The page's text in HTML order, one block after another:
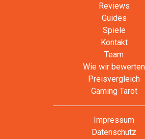
Reviews
Guides
Spiele
Kontakt
Team
Wie wir bewerten
Preisvergleich
Gaming Tarot
Impressum
Datenschutz